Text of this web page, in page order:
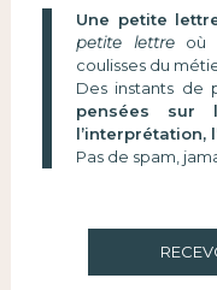
Une petite
petite lettreoù
coulisses du
Des instants de
pensées sur
l’interprétation,
Pas de spam,